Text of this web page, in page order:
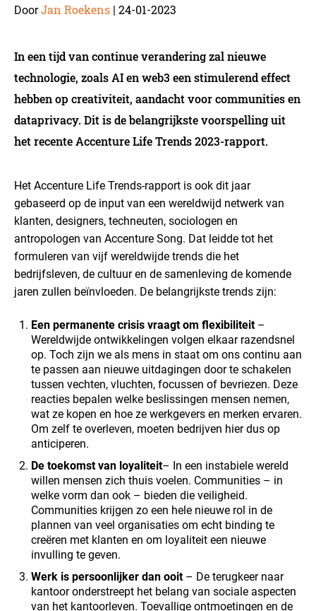
DoorJan Roekens | 24-01-2023
In een tijd van continue verandering zal nieuwe
technologie, zoals AI en web3 een stimulerend effect
hebben op creativiteit, aandacht voor communities en
dataprivacy. Dit is de belangrijkste voorspelling uit
het recente Accenture Life Trends 2023-rapport.
Het Accenture Life Trends-rapport is ook dit jaar
gebaseerd op de input van een wereldwijd netwerk van
klanten, designers, techneuten, sociologen en
antropologen van Accenture Song. Dat leidde tot het
formuleren van vijf wereldwijde trends die het
bedrijfsleven, de cultuur en de samenleving de komende
jaren zullen beïnvloeden. De belangrijkste trends zijn:
Een permanente crisis vraagt om flexibiliteit –
Wereldwijde ontwikkelingen volgen elkaar razendsnel
op. Toch zijn we als mens in staat om ons continu aan
te passen aan nieuwe uitdagingen door te schakelen
tussen vechten, vluchten, focussen of bevriezen. Deze
reacties bepalen welke beslissingen mensen nemen,
wat ze kopen en hoe ze werkgevers en merken ervaren.
Om zelf te overleven, moeten bedrijven hier dus op
anticiperen.
De toekomst van loyaliteit– In een instabiele wereld
willen mensen zich thuis voelen. Communities – in
welke vorm dan ook – bieden die veiligheid.
Communities krijgen zo een hele nieuwe rol in de
plannen van veel organisaties om echt binding te
creëren met klanten en om loyaliteit een nieuwe
invulling te geven.
Werk is persoonlijker dan ooit– De terugkeer naar
kantoor onderstreept het belang van sociale aspecten
van het kantoorleven. Toevallige ontmoetingen en de